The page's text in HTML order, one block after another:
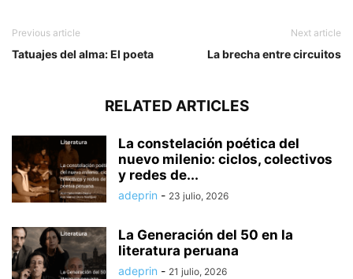
Previous article
Tatuajes del alma: El poeta
Next article
La brecha entre circuitos
RELATED ARTICLES
La constelación poética del
nuevo milenio: ciclos, colectivos
y redes de...
adeprin - 23 julio, 2026
La Generación del 50 en la
literatura peruana
adeprin - 21 julio, 2026